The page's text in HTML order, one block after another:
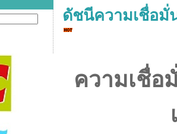
ดัชนีความเชื่อมั่
ความเชื่อ